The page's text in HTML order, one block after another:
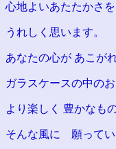
心地よいあたたかさ
うれしく思います。
あなたの心が あこが
ガラスケースの中の
より楽しく 豊かなも
そんな風に 願ってい